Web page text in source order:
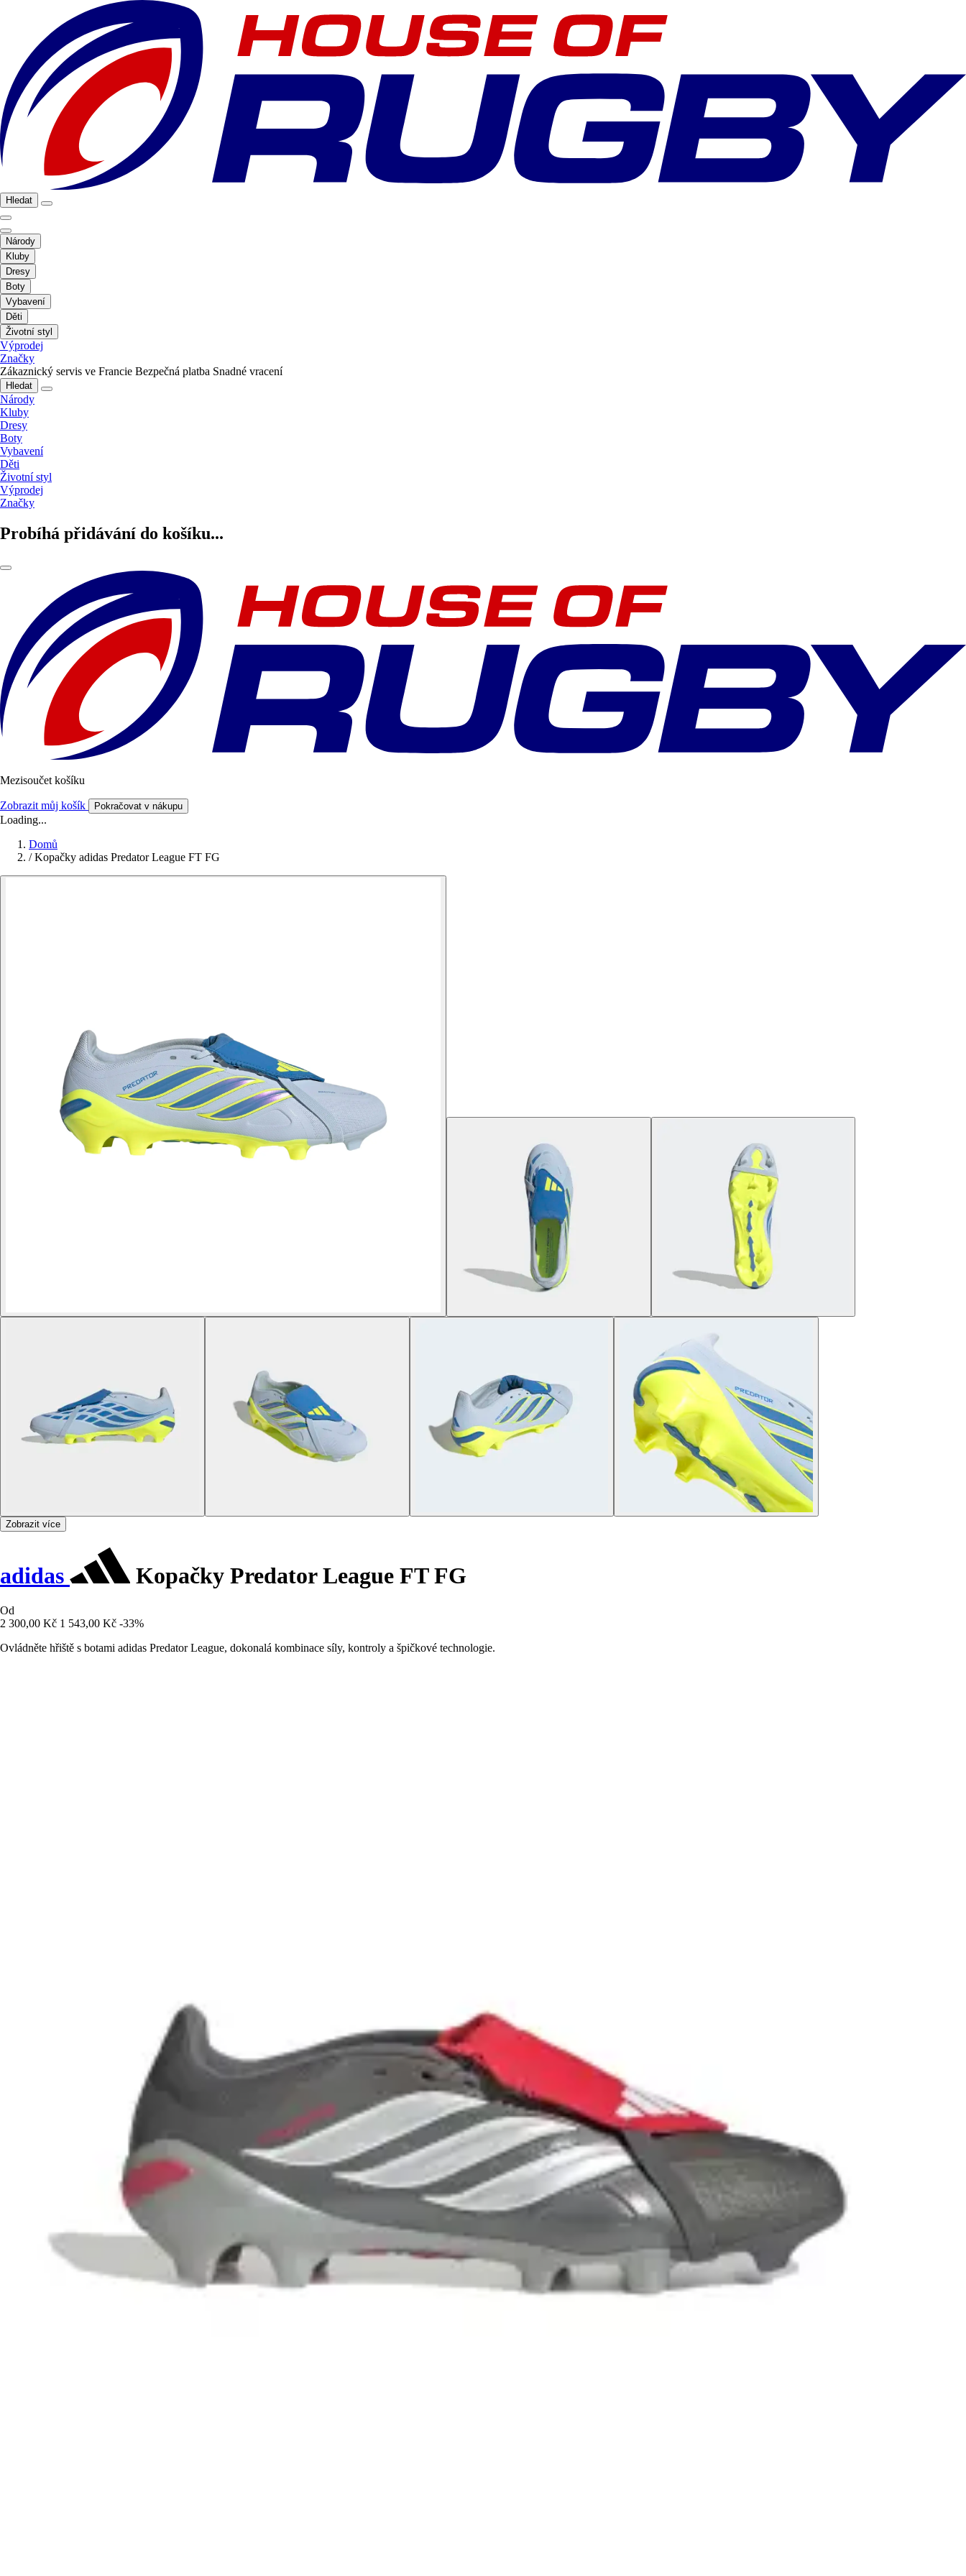
Hledat
Národy
Kluby
Dresy
Boty
Vybavení
Děti
Životní styl
Výprodej
Značky
Zákaznický servis ve Francie Bezpečná platba Snadné vracení
Hledat
Národy
Kluby
Dresy
Boty
Vybavení
Děti
Životní styl
Výprodej
Značky
Probíhá přidávání do košíku...
Mezisoučet košíku
Zobrazit můj košík Pokračovat v nákupu
Loading...
Domů
/ Kopačky adidas Predator League FT FG
Zobrazit více
adidas Kopačky Predator League FT FG
Od
2 300,00 Kč 1 543,00 Kč -33%
Ovládněte hřiště s botami adidas Predator League, dokonalá kombinace síly, kontroly a špičkové technologie.